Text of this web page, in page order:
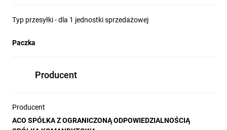
Typ przesyłki - dla 1 jednostki sprzedażowej
Paczka
Producent
Producent
ACO SPÓŁKA Z OGRANICZONĄ ODPOWIEDZIALNOŚCIĄ